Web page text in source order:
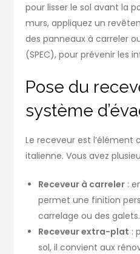
pour lisser le sol avant la
murs, appliquez un
des panneaux à carreler
(SPEC), pour prévenir les
Pose du
système
Le receveur est l’élément
italienne. Vous avez
Receveur à carreler :
permet une finition
carrelage ou des galets.
Receveur extra-plat :
sol, il convient aux